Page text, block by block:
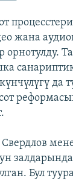
сайттары
жана
орнотулду.
санариптик
да
Бул